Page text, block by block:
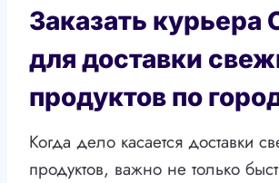
Заказать
для доставки
продуктов по
Когда дело касается доставки
продуктов, важно не только